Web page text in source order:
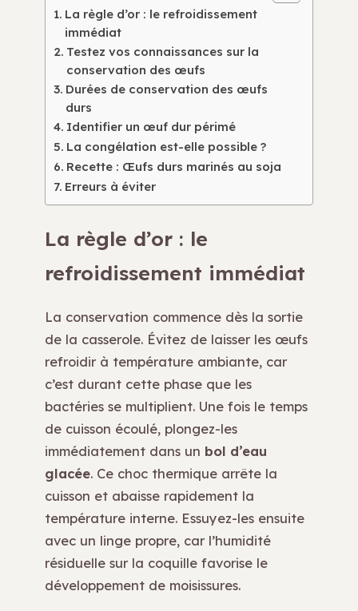
La règle d’or : le refroidissement
immédiat
Testez vos connaissances sur la
conservation des œufs
Durées de conservation des œufs
durs
Identifier un œuf dur périmé
La congélation est-elle possible ?
Recette : Œufs durs marinés au soja
Erreurs à éviter
La règle d’or : le
refroidissement immédiat
La conservation commence dès la sortie
de la casserole. Évitez de laisser les œufs
refroidir à température ambiante, car
c’est durant cette phase que les
bactéries se multiplient. Une fois le temps
de cuisson écoulé, plongez-les
immédiatement dans un bol d’eau
glacée. Ce choc thermique arrête la
cuisson et abaisse rapidement la
température interne. Essuyez-les ensuite
avec un linge propre, car l’humidité
résiduelle sur la coquille favorise le
développement de moisissures.